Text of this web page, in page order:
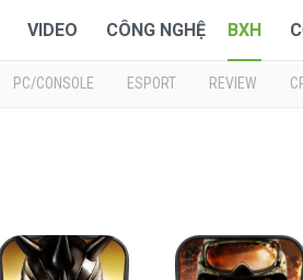
VIDEO CÔNG NGHỆ BXH
PC/CONSOLE ESPORT REVIEW